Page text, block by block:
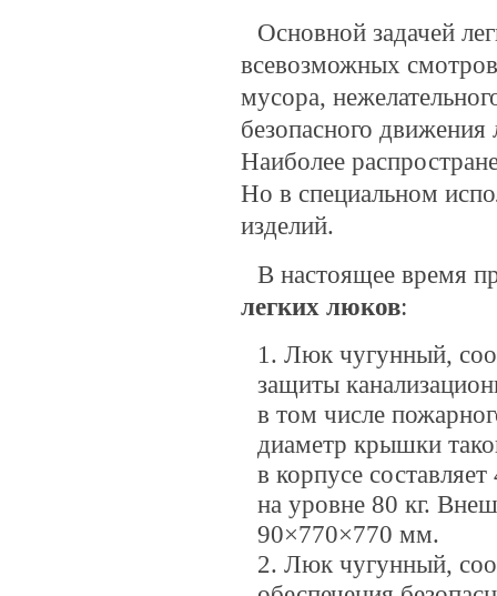
Основной задачей
всевозможных
мусора,
безопасного
Наиболее
Но в специальном
изделий.
В настоящее время
легких люков:
Люк чугунный,
защиты
в том числе
диаметр крышки
в корпусе
на уровне 80 кг.
90×770×770 мм.
Люк чугунный,